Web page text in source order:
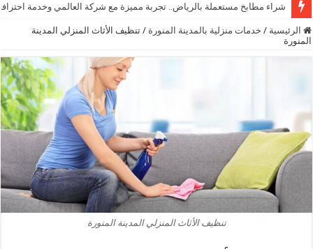
شراء مطابخ مستعملة بالرياض.. تجربة مميزة مع شركة العالمي وخدمة
الرئيسية / خدمات منزلية بالمدينة المنورة / تنظيف الأثاث المنزلي المدينة
المنورة
تنظيف الأثاث المنزلي المدينة المنورة